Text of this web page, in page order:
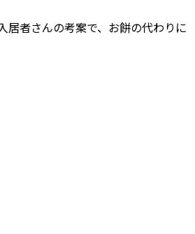
居者さんの考案で、お餅の代わりに